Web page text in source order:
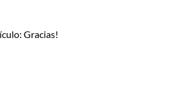
Gracias!